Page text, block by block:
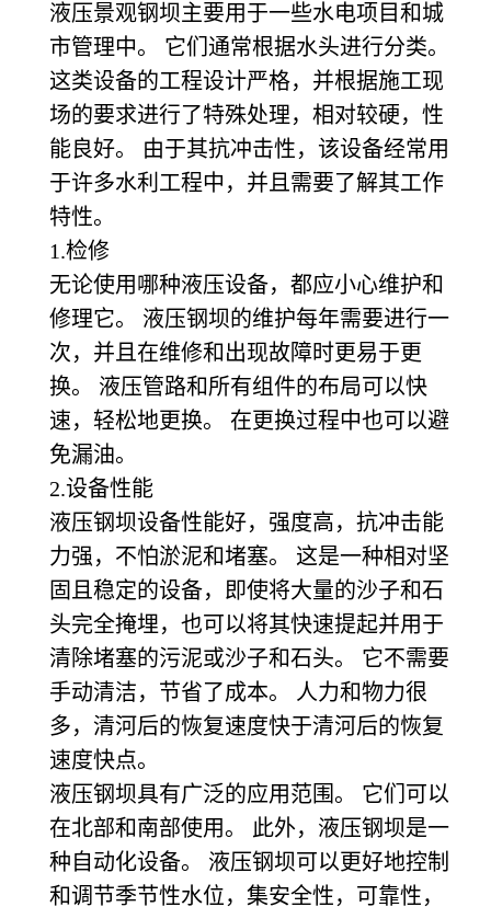
液压景观钢坝主要用于一些水电项目和城
市管理中。 它们通常根据水头进行分类。
这类设备的工程设计严格，并根据施工现
场的要求进行了特殊处理，相对较硬，性
能良好。 由于其抗冲击性，该设备经常用
于许多水利工程中，并且需要了解其工作
特性。
1.检修
无论使用哪种液压设备，都应小心维护和
修理它。 液压钢坝的维护每年需要进行一
次，并且在维修和出现故障时更易于更
换。 液压管路和所有组件的布局可以快
速，轻松地更换。 在更换过程中也可以避
免漏油。
2.设备性能
液压钢坝设备性能好，强度高，抗冲击能
力强，不怕淤泥和堵塞。 这是一种相对坚
固且稳定的设备，即使将大量的沙子和石
头完全掩埋，也可以将其快速提起并用于
清除堵塞的污泥或沙子和石头。 它不需要
手动清洁，节省了成本。 人力和物力很
多，清河后的恢复速度快于清河后的恢复
速度快点。
液压钢坝具有广泛的应用范围。 它们可以
在北部和南部使用。 此外，液压钢坝是一
种自动化设备。 液压钢坝可以更好地控制
和调节季节性水位，集安全性，可靠性，